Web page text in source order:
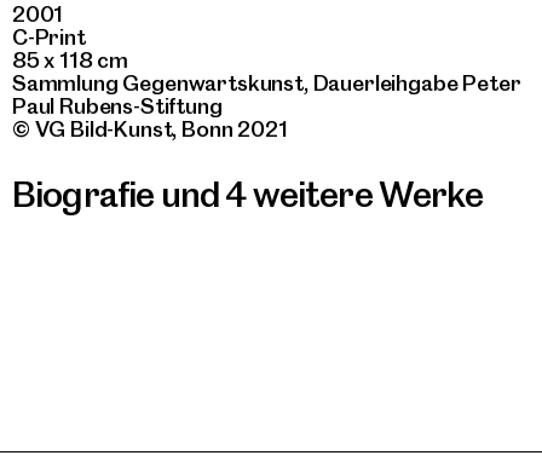
2001
C-Print
85 x 118 cm
Sammlung Gegenwartskunst, Dauerleihgabe Peter
Paul Rubens-Stiftung
© VG Bild-Kunst, Bonn 2021
Biografie und 4 weitere Werke